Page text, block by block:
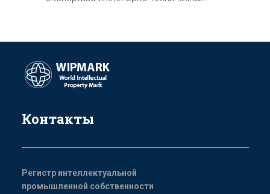
Контакты
Регистр интеллектуальной
промышленной собственности